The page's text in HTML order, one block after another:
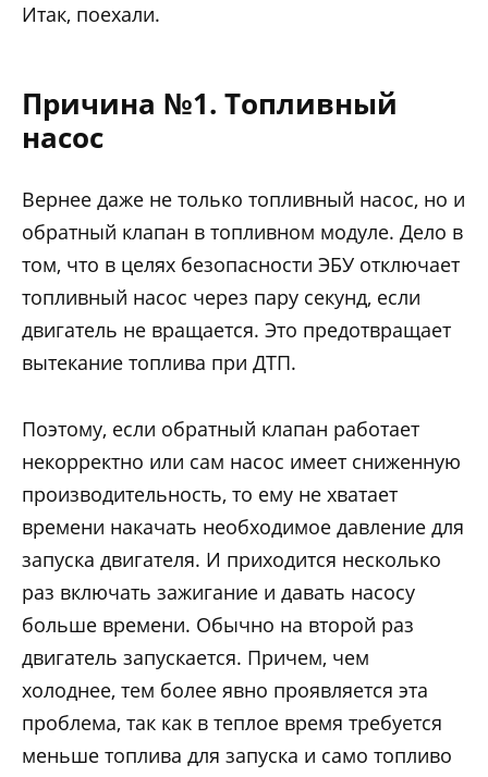
Итак, поехали.
Причина №1. Топливный
насос
Вернее даже не только топливный насос, но и
обратный клапан в топливном модуле. Дело в
том, что в целях безопасности ЭБУ отключает
топливный насос через пару секунд, если
двигатель не вращается. Это предотвращает
вытекание топлива при ДТП.
Поэтому, если обратный клапан работает
некорректно или сам насос имеет сниженную
производительность, то ему не хватает
времени накачать необходимое давление для
запуска двигателя. И приходится несколько
раз включать зажигание и давать насосу
больше времени. Обычно на второй раз
двигатель запускается. Причем, чем
холоднее, тем более явно проявляется эта
проблема, так как в теплое время требуется
меньше топлива для запуска и само топливо